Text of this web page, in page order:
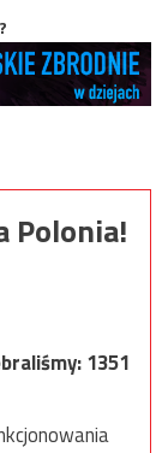
Polonia!
1351